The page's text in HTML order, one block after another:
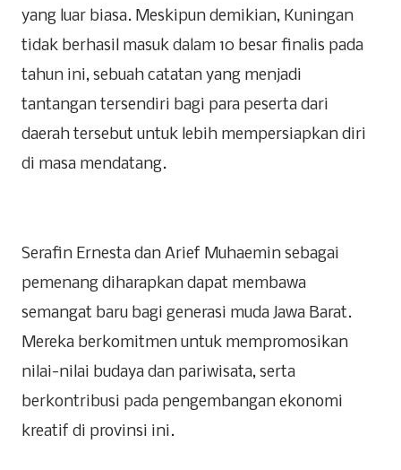
yang luar biasa. Meskipun demikian, Kuningan
tidak berhasil masuk dalam 10 besar finalis pada
tahun ini, sebuah catatan yang menjadi
tantangan tersendiri bagi para peserta dari
daerah tersebut untuk lebih mempersiapkan diri
di masa mendatang.
Serafin Ernesta dan Arief Muhaemin sebagai
pemenang diharapkan dapat membawa
semangat baru bagi generasi muda Jawa Barat.
Mereka berkomitmen untuk mempromosikan
nilai-nilai budaya dan pariwisata, serta
berkontribusi pada pengembangan ekonomi
kreatif di provinsi ini.